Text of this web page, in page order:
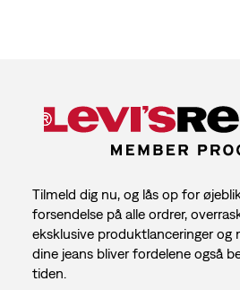
Tilmeld dig nu, og lås op for
forsendelse på alle ordrer,
eksklusive produktlanceringer og
dine jeans bliver fordelene også
tiden.